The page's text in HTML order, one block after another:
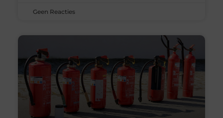
Geen Reacties